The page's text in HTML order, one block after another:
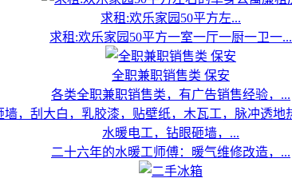
求租:欢乐家园50平方左...
求租:欢乐家园50平方一室一厅一厨一卫一...
全职兼职销售类 保安
各类全职兼职销售类，有广告销售经验，...
水暖电工，钻眼砸墙，...
二十六年的水暖工师傅：暖气维修改造，...